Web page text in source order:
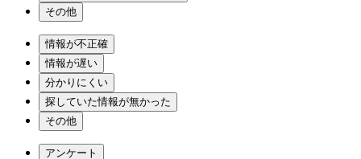
その他
情報が不正確
情報が遅い
分かりにくい
探していた情報が無かった
その他
アンケート